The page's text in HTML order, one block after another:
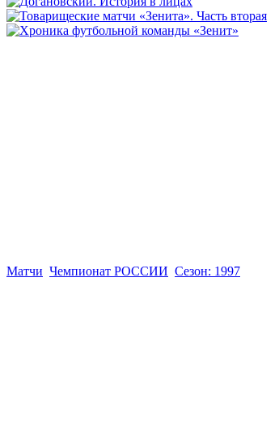
Матчи Чемпионат РОССИИ Сезон: 1997